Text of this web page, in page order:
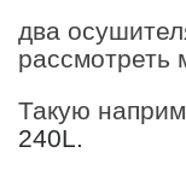
два
рассмотреть
Такую
240L.